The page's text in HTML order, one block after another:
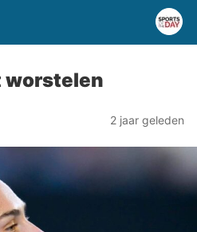
worstelen
2 jaar geleden